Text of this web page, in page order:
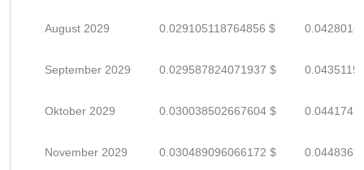
August 2029 0.029105118764856 $
September 2029 0.029587824071937 $
Oktober 2029 0.030038502667604 $
November 2029 0.030489096066172 $